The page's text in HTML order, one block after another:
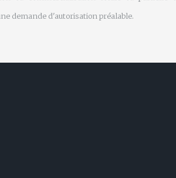
demande d'autorisation préalable.